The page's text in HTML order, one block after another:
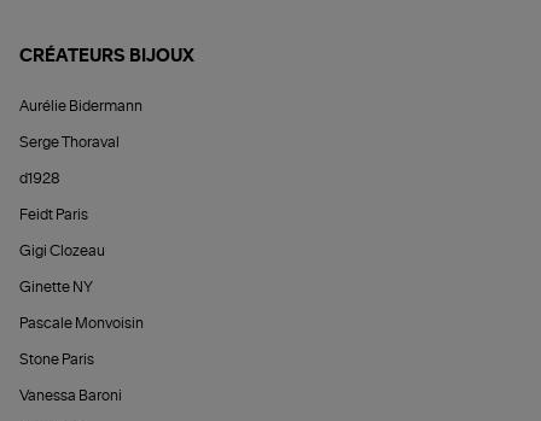
CRÉATEURS BIJOUX
Aurélie Bidermann
Serge Thoraval
d1928
Feidt Paris
Gigi Clozeau
Ginette NY
Pascale Monvoisin
Stone Paris
Vanessa Baroni